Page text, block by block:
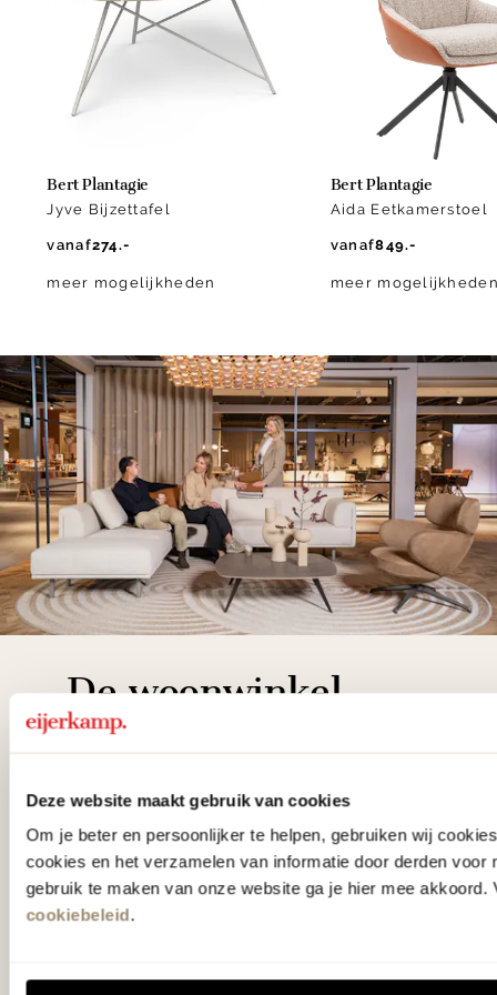
Deze website maakt gebruik van cookies
Om je beter en persoonlijker te helpen, gebruiken wij
cookies en het verzamelen van informatie door derden voor
gebruik te maken van onze website ga je hier mee akkoord.
cookiebeleid.
Bert Plantagie
Jyve Bijzettafel
vanaf274.-
meer mogelijkheden
Bert Plantagie
Aida Eetkamerstoel
vanaf849.-
meer
De woonwinkel
gezien op tv!
Wie kent het programma vtwonen
'Weer verliefd op je huis' niet? We
hebben met liefde de mooiste woon-,
slaap- en designcollecties